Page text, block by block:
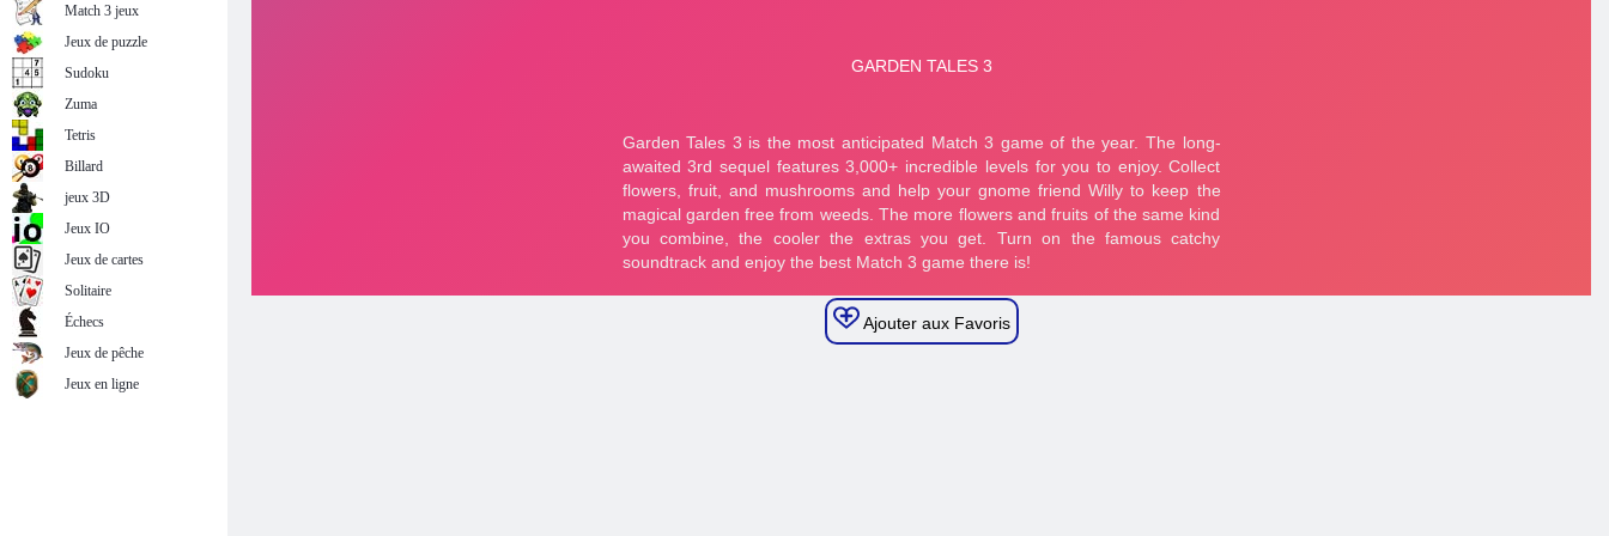
Ajouter aux Favoris
Match 3 jeux
Jeux de puzzle
Sudoku
Zuma
Tetris
Billard
jeux 3D
Jeux IO
Jeux de cartes
Solitaire
Échecs
Jeux de pêche
Jeux en ligne